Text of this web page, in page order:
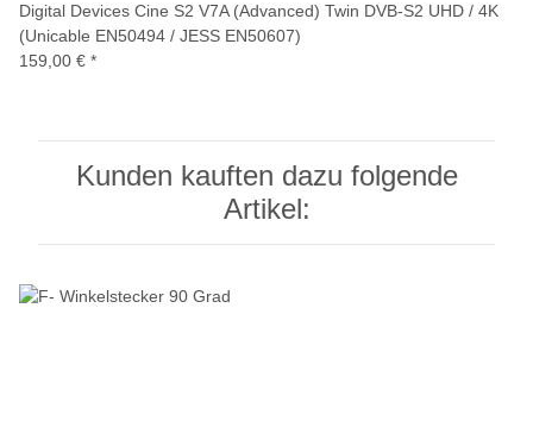
Digital Devices Cine S2 V7A (Advanced) Twin DVB-S2 UHD / 4K
(Unicable EN50494 / JESS EN50607)
159,00 € *
Kunden kauften dazu folgende
Artikel: